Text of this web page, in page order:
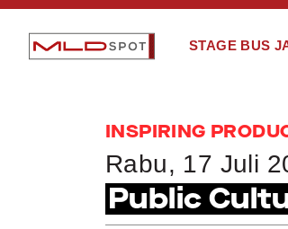
STAGE BUS
INSPIRING
Rabu, 17 Juli
Public